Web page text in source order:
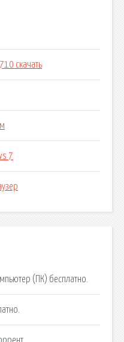
скачать
7
(ПК) бесплатно.